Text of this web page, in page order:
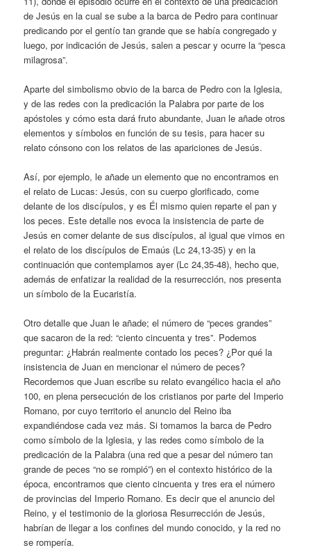
de Jesús en la cual se sube a la barca de Pedro para continuar
predicando por el gentío tan grande que se había congregado y
luego, por indicación de Jesús, salen a pescar y ocurre la “pesca
milagrosa”.
Aparte del simbolismo obvio de la barca de Pedro con la Iglesia,
y de las redes con la predicación la Palabra por parte de los
apóstoles y cómo esta dará fruto abundante, Juan le añade otros
elementos y símbolos en función de su tesis, para hacer su
relato cónsono con los relatos de las apariciones de Jesús.
Así, por ejemplo, le añade un elemento que no encontramos en
el relato de Lucas: Jesús, con su cuerpo glorificado, come
delante de los discípulos, y es Él mismo quien reparte el pan y
los peces. Este detalle nos evoca la insistencia de parte de
Jesús en comer delante de sus discípulos, al igual que vimos en
el relato de los discípulos de Emaús (Lc 24,13-35) y en la
continuación que contemplamos ayer (Lc 24,35-48), hecho que,
además de enfatizar la realidad de la resurrección, nos presenta
un símbolo de la Eucaristía.
Otro detalle que Juan le añade; el número de “peces grandes”
que sacaron de la red: “ciento cincuenta y tres”. Podemos
preguntar: ¿Habrán realmente contado los peces? ¿Por qué la
insistencia de Juan en mencionar el número de peces?
Recordemos que Juan escribe su relato evangélico hacia el año
100, en plena persecución de los cristianos por parte del Imperio
Romano, por cuyo territorio el anuncio del Reino iba
expandiéndose cada vez más. Si tomamos la barca de Pedro
como símbolo de la Iglesia, y las redes como símbolo de la
predicación de la Palabra (una red que a pesar del número tan
grande de peces “no se rompió”) en el contexto histórico de la
época, encontramos que ciento cincuenta y tres era el número
de provincias del Imperio Romano. Es decir que el anuncio del
Reino, y el testimonio de la gloriosa Resurrección de Jesús,
habrían de llegar a los confines del mundo conocido, y la red no
se rompería.